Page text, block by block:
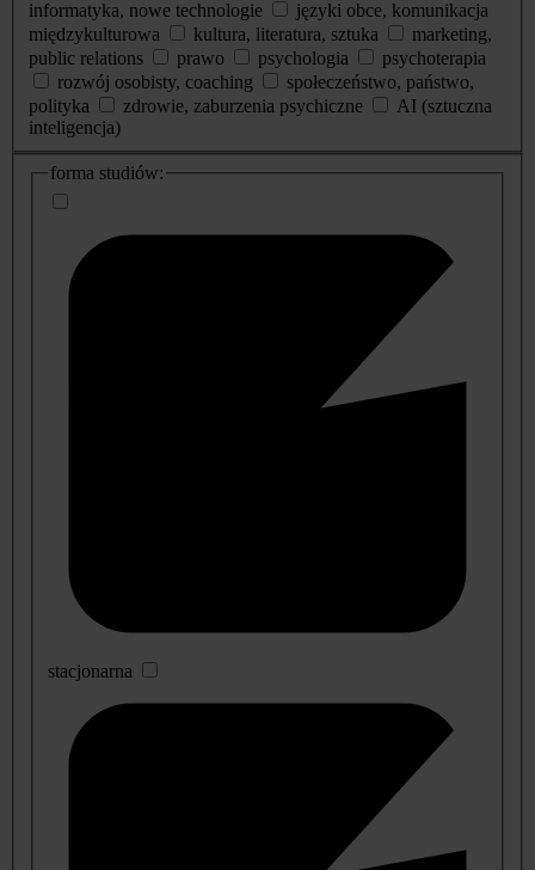
informatyka, nowe technologie
języki obce, komunikacja
międzykulturowa
kultura, literatura, sztuka
marketing,
public relations
prawo psychologia
psychoterapia
rozwój osobisty, coaching
społeczeństwo, państwo,
polityka
zdrowie, zaburzenia psychiczne
AI (sztuczna
inteligencja)
dodatkowe
informacje
forma studiów:
stacjonarna